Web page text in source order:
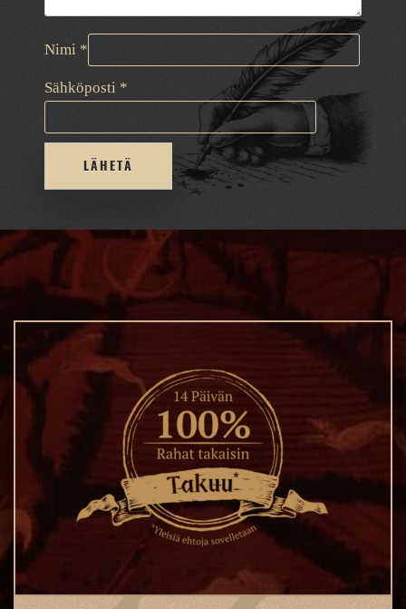
Nimi *
Sähköposti *